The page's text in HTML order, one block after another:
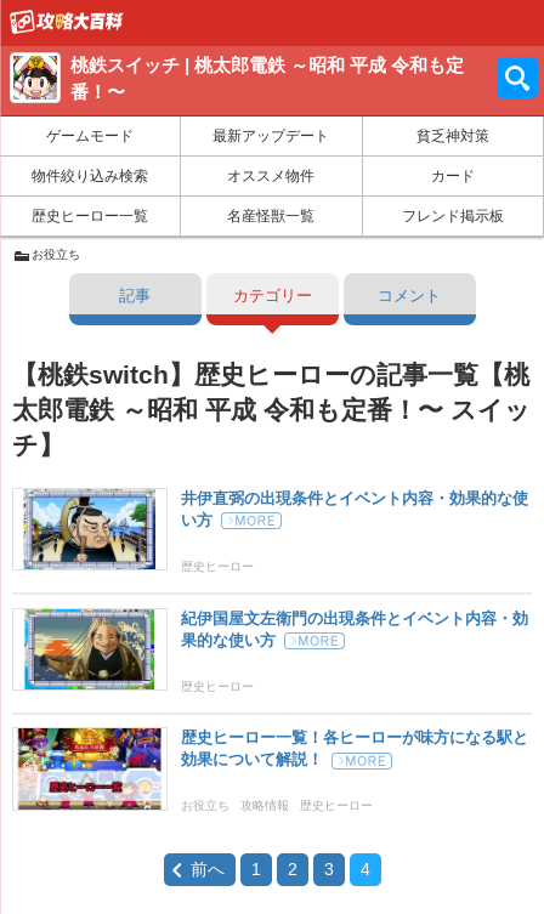
桃鉄スイッチ | 桃太郎電鉄 ～昭和 平成 令和も定
番！〜
ゲームモード 最新アップデート 貧乏神対策
物件絞り込み検索 オススメ物件 カード
歴史ヒーロー一覧 名産怪獣一覧 フレンド掲示板
お役立ち
記事 カテゴリー コメント
【桃鉄switch】歴史ヒーローの記事一覧【桃
太郎電鉄 ～昭和 平成 令和も定番！〜 スイッ
チ】
井伊直弼の出現条件とイベント内容・効果的な使
い方
歴史ヒーロー
紀伊国屋文左衛門の出現条件とイベント内容・効
果的な使い方
歴史ヒーロー
歴史ヒーロー一覧！各ヒーローが味方になる駅と
効果について解説！
お役立ち 攻略情報 歴史ヒーロー
前へ 1 2 3 4